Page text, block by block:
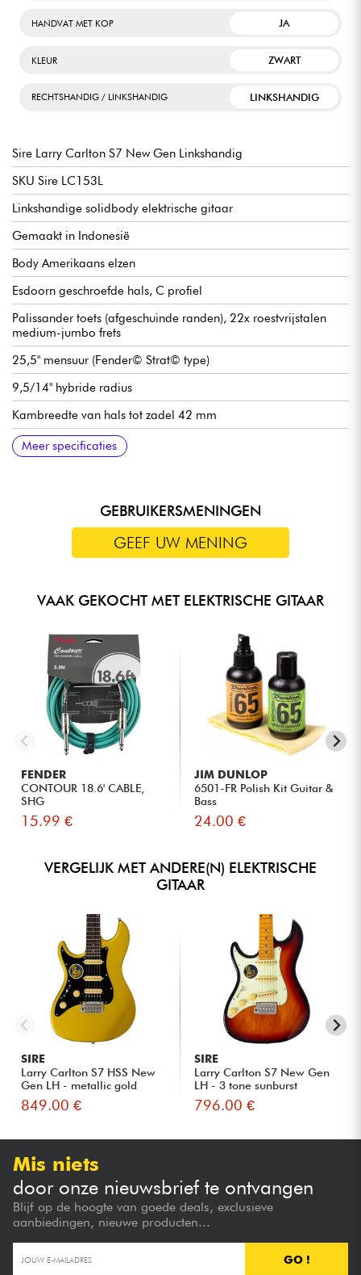
HANDVAT MET KOP JA
KLEUR ZWART
RECHTSHANDIG / LINKSHANDIG LINKSHANDIG
Sire Larry Carlton S7 New Gen Linkshandig
SKU Sire LC153L
Linkshandige solidbody elektrische gitaar
Gemaakt in Indonesië
Body Amerikaans elzen
Esdoorn geschroefde hals, C profiel
Palissander toets (afgeschuinde randen), 22x roestvrijstalen
medium-jumbo frets
25,5" mensuur (Fender© Strat© type)
9,5/14" hybride radius
Kambreedte van hals tot zadel 42 mm
Graphtech kam
Sire LC Super-ST Pickup Set
Volume
Toon
Pickupschakelaar met 5 posities
Traditionele brug / vibrato Sire Moderne Tremolo
Sire Premium locking mechanieken
Hoogglans afwerking
Meer specificaties
GEBRUIKERSMENINGEN
GEEF UW MENING
VAAK GEKOCHT MET ELEKTRISCHE GITAAR
FENDER
CONTOUR 18.6' CABLE,
SHG
15.99 €
JIM DUNLOP
6501-FR Polish Kit Guitar &
Bass
24.00 €
VERGELIJK MET ANDERE(N) ELEKTRISCHE
GITAAR
SIRE
Larry Carlton S7 HSS New
Gen LH - metallic gold
849.00 €
SIRE
Larry Carlton S7 New Gen
LH - 3 tone sunburst
796.00 €
Mis niets
door onze nieuwsbrief te ontvangen
Blijf op de hoogte van goede deals, exclusieve
aanbiedingen, nieuwe producten...
GO !